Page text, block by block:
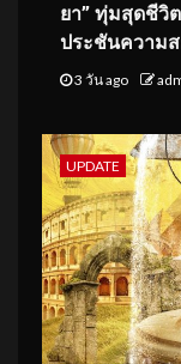
ยา” ทุ่มสุดชีวิ
ประชันความส
3 วัน ago
UPDATE